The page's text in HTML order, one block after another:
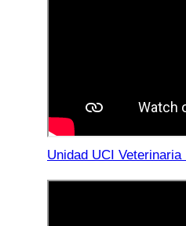
Unidad UCI Veterinaria